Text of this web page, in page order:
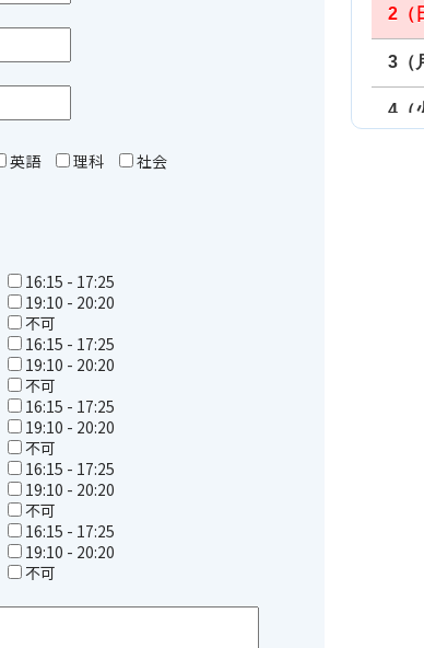
英語 理科 社会
16:15 - 17:25
19:10 - 20:20
不可
16:15 - 17:25
19:10 - 20:20
不可
16:15 - 17:25
19:10 - 20:20
不可
16:15 - 17:25
19:10 - 20:20
不可
16:15 - 17:25
19:10 - 20:20
不可